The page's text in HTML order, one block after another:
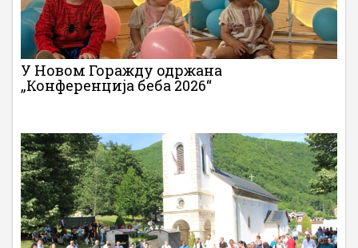
У Новом Горажду одржана
„Конференција беба 2026“